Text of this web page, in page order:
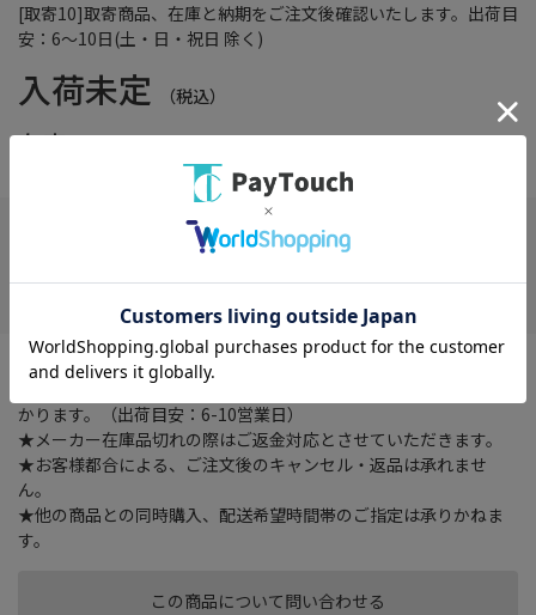
[取寄10]取寄商品、在庫と納期をご注文後確認いたします。出荷目
安：6～10日(土・日・祝日 除く)
入荷未定 （税込）
在庫：×
この商品について問い合わせる
在庫がありません
★ご注文確認後に在庫状況をお調べいたします。
★ご着金及び決済確認後の発注のため、お届けまでにお時間が掛
かります。（出荷目安：6-10営業日）
★メーカー在庫品切れの際はご返金対応とさせていただきます。
★お客様都合による、ご注文後のキャンセル・返品は承れませ
ん。
★他の商品との同時購入、配送希望時間帯のご指定は承りかねま
す。